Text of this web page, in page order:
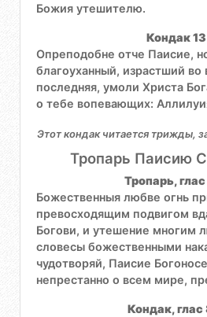
Божия утешителю.
Кондак 13
Опреподобне отче Паисие,
благоуханный, израстший во
последняя, умоли Христа
о тебе вопевающих:
Этот кондак читается трижды,
Тропарь Паисию
Тропарь,
Божественныя любве огнь
превосходящим подвигом
Богови, и утешение многим
словесы божественными
чудотворяй, Паисие
непрестанно о всем мире,
Кондак, глас